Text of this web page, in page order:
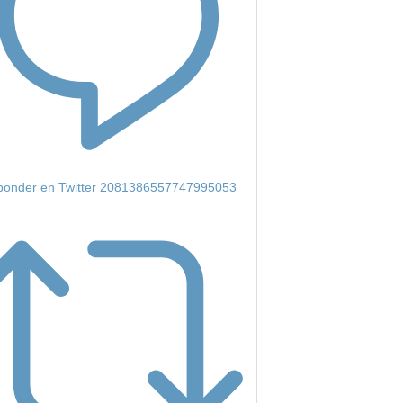
en Twitter 2081386557747995053